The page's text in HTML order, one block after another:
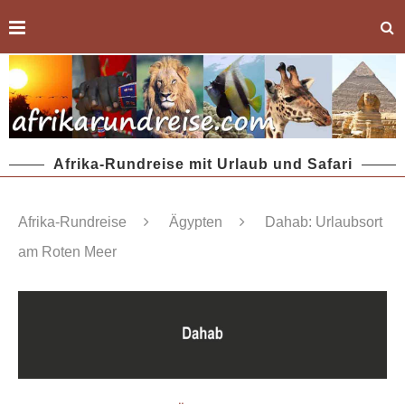
Afrika-Rundreise mit Urlaub und Safari
Afrika-Rundreise Ägypten
Dahab: Urlaubsort
am Roten Meer